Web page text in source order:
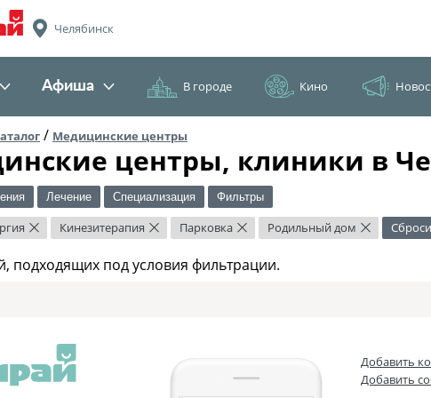
Челябинск
Афиша В городе Кино
/ Медицинские центры
центры, клиники в
Лечение Специализация Фильтры
× Кинезитерапия × Парковка × Родильный дом ×
подходящих под условия фильтрации.
Добавить
Добавить